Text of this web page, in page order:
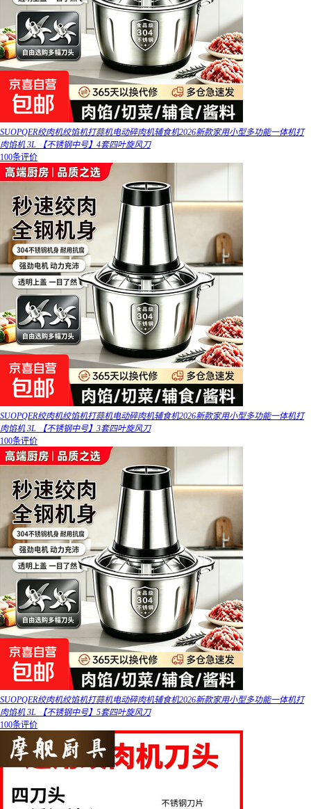
SUOPQER绞肉机绞馅机打蒜机电动碎肉机辅食机2026新款家用小型多功能一体机打
肉馅机 3L 【不锈钢中号】4套四叶旋风刀
100条评价
SUOPQER绞肉机绞馅机打蒜机电动碎肉机辅食机2026新款家用小型多功能一体机打
肉馅机 3L 【不锈钢中号】3套四叶旋风刀
100条评价
SUOPQER绞肉机绞馅机打蒜机电动碎肉机辅食机2026新款家用小型多功能一体机打
肉馅机 3L 【不锈钢中号】5套四叶旋风刀
100条评价